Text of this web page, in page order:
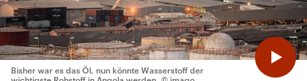
Bisher war es das Öl, nun könnte Wasserstoff der